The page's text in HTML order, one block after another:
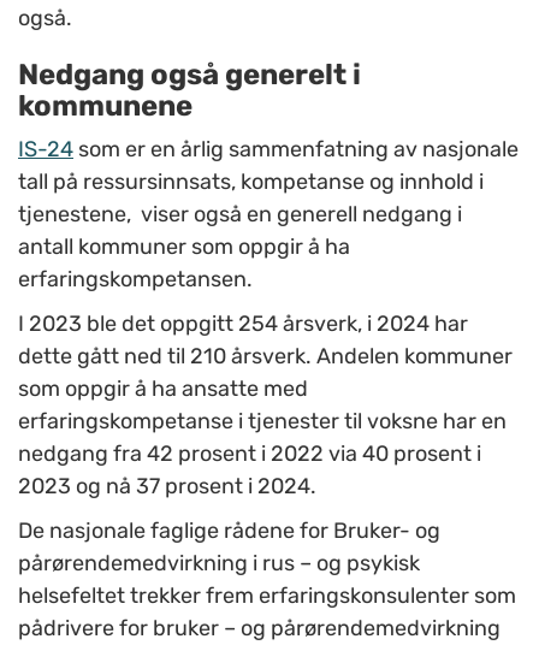
også.
Nedgang også generelt i
kommunene
IS-24 som er en årlig sammenfatning av nasjonale
tall på ressursinnsats, kompetanse og innhold i
tjenestene, viser også en generell nedgang i
antall kommuner som oppgir å ha
erfaringskompetansen.
I 2023 ble det oppgitt 254 årsverk, i 2024 har
dette gått ned til 210 årsverk. Andelen kommuner
som oppgir å ha ansatte med
erfaringskompetanse i tjenester til voksne har en
nedgang fra 42 prosent i 2022 via 40 prosent i
2023 og nå 37 prosent i 2024.
De nasjonale faglige rådene for Bruker- og
pårørendemedvirkning i rus – og psykisk
helsefeltet trekker frem erfaringskonsulenter som
pådrivere for bruker – og pårørendemedvirkning